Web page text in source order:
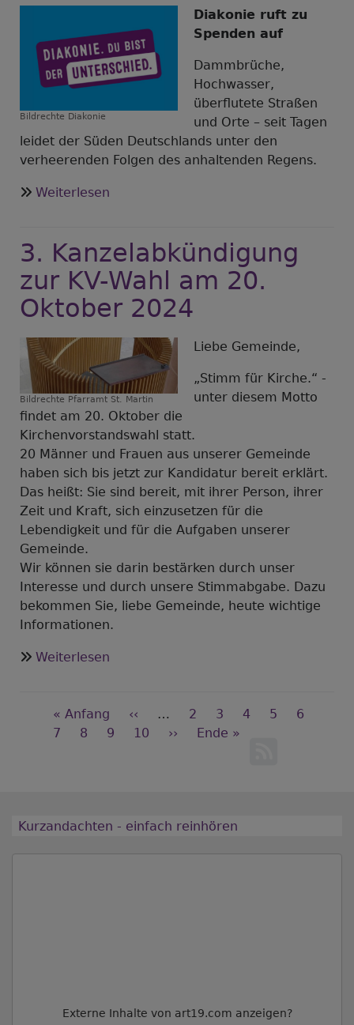
Bildrechte Diakonie
Diakonie ruft zu
Spenden auf
Dammbrüche,
Hochwasser,
überflutete Straßen
und Orte – seit Tagen
leidet der Süden Deutschlands unter den
verheerenden Folgen des anhaltenden Regens.
Weiterlesen
die
Opfer
der
Flut.
3. Kanzelabkündigung
zur KV-Wahl am 20.
Oktober 2024
Bildrechte Pfarramt St. Martin
Liebe Gemeinde,
„Stimm für Kirche.“ -
unter diesem Motto
findet am 20. Oktober die
Kirchenvorstandswahl statt.
20 Männer und Frauen aus unserer Gemeinde
haben sich bis jetzt zur Kandidatur bereit erklärt.
Das heißt: Sie sind bereit, mit ihrer Person, ihrer
Zeit und Kraft, sich einzusetzen für die
Lebendigkeit und für die Aufgaben unserer
Gemeinde.
Wir können sie darin bestärken durch unser
Interesse und durch unsere Stimmabgabe. Dazu
bekommen Sie, liebe Gemeinde, heute wichtige
Informationen.
Weiterlesen
KV-
2024
Seitennummerierung
First
page
« Anfang
Vorherige
Seite
‹‹ … Seite
2 Seite
3 Seite
4 Seite
5
Aktuelle
6
Seite
7 Seite
8 Seite
9 Seite
10
Nächste
››
Last
Ende »
Kurzandachten - einfach reinhören
Externe Inhalte von art19.com anzeigen?